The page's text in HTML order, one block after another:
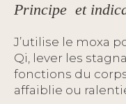
Principe et
J’utilise le moxa
Qi, lever les
fonctions du
affaiblie ou